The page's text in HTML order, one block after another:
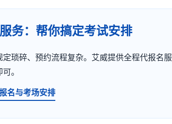
务：帮你搞定考试安排
定琐碎、预约流程复杂。艾威提供全程代报名
。
名与考场安排